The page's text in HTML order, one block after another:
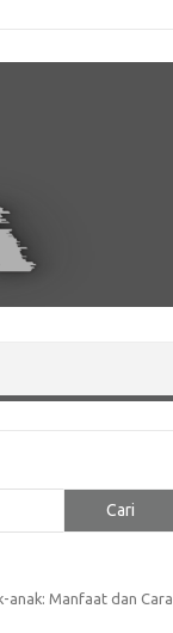
Cari
anak: Manfaat dan Cara